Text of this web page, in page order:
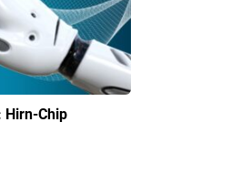
Hirn-Chip